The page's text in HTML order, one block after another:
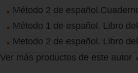
Método 2 de
Método 1 de español. Libro
Metodo 2 de español. Libro
Ver más productos de este autor